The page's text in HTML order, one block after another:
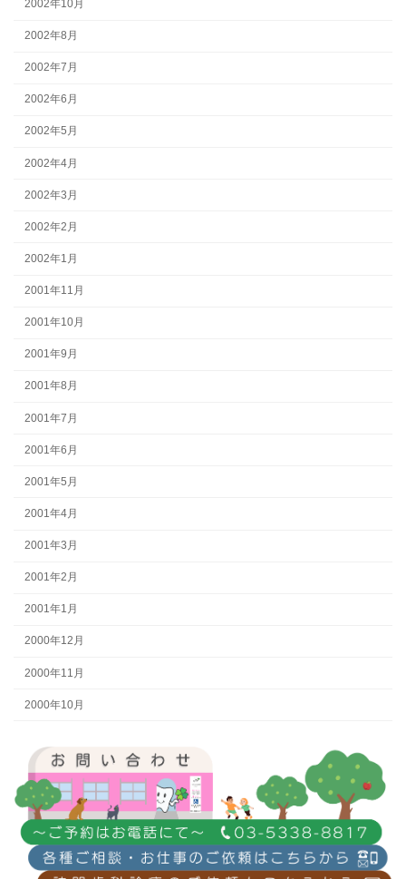
2002年10月
2002年8月
2002年7月
2002年6月
2002年5月
2002年4月
2002年3月
2002年2月
2002年1月
2001年11月
2001年10月
2001年9月
2001年8月
2001年7月
2001年6月
2001年5月
2001年4月
2001年3月
2001年2月
2001年1月
2000年12月
2000年11月
2000年10月